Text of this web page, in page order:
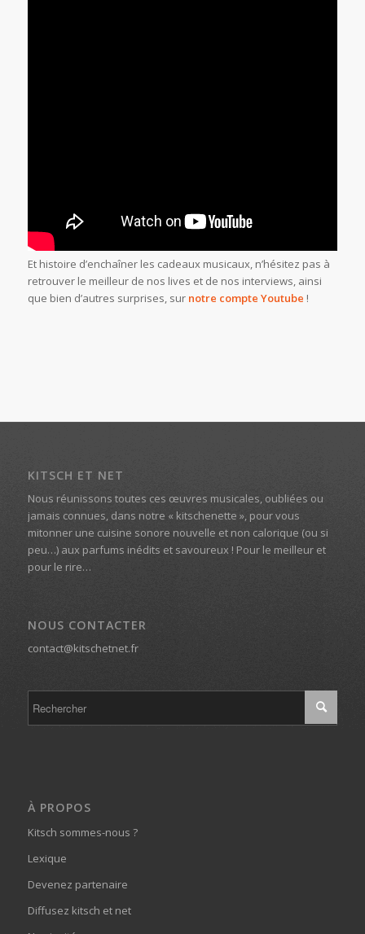
Et histoire d’enchaîner les cadeaux musicaux, n’hésitez pas à
retrouver le meilleur de nos lives et de nos interviews, ainsi
que bien d’autres surprises, sur notre compte Youtube !
KITSCH ET NET
Nous réunissons toutes ces œuvres musicales, oubliées ou
jamais connues, dans notre « kitschenette », pour vous
mitonner une cuisine sonore nouvelle et non calorique (ou si
peu…) aux parfums inédits et savoureux ! Pour le meilleur et
pour le rire…
NOUS CONTACTER
contact@kitschetnet.fr
À PROPOS
Kitsch sommes-nous ?
Lexique
Devenez partenaire
Diffusez kitsch et net